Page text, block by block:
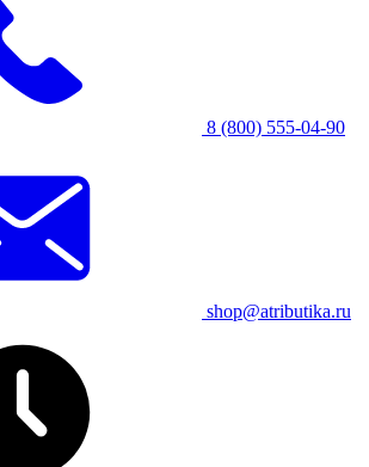
8 (800) 555-04-90
shop@atributika.ru